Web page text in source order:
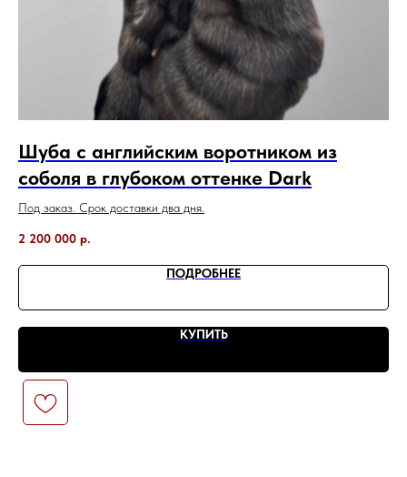
Шуба с английским воротником из
соболя в глубоком оттенке Dark
Под заказ. Срок доставки два дня.
2 200 000 р.
ПОДРОБНЕЕ
КУПИТЬ